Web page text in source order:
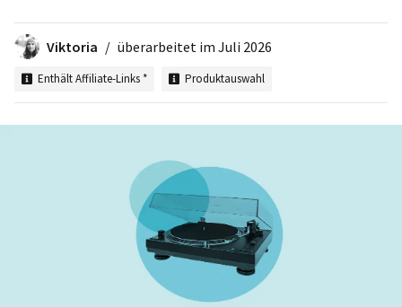
Viktoria überarbeitet im Juli 2026
Enthält Affiliate-Links * Produktauswahl